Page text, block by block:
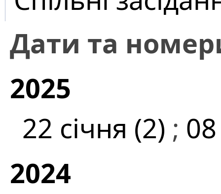
Дати та
2025
22 січня (2) ;
2024